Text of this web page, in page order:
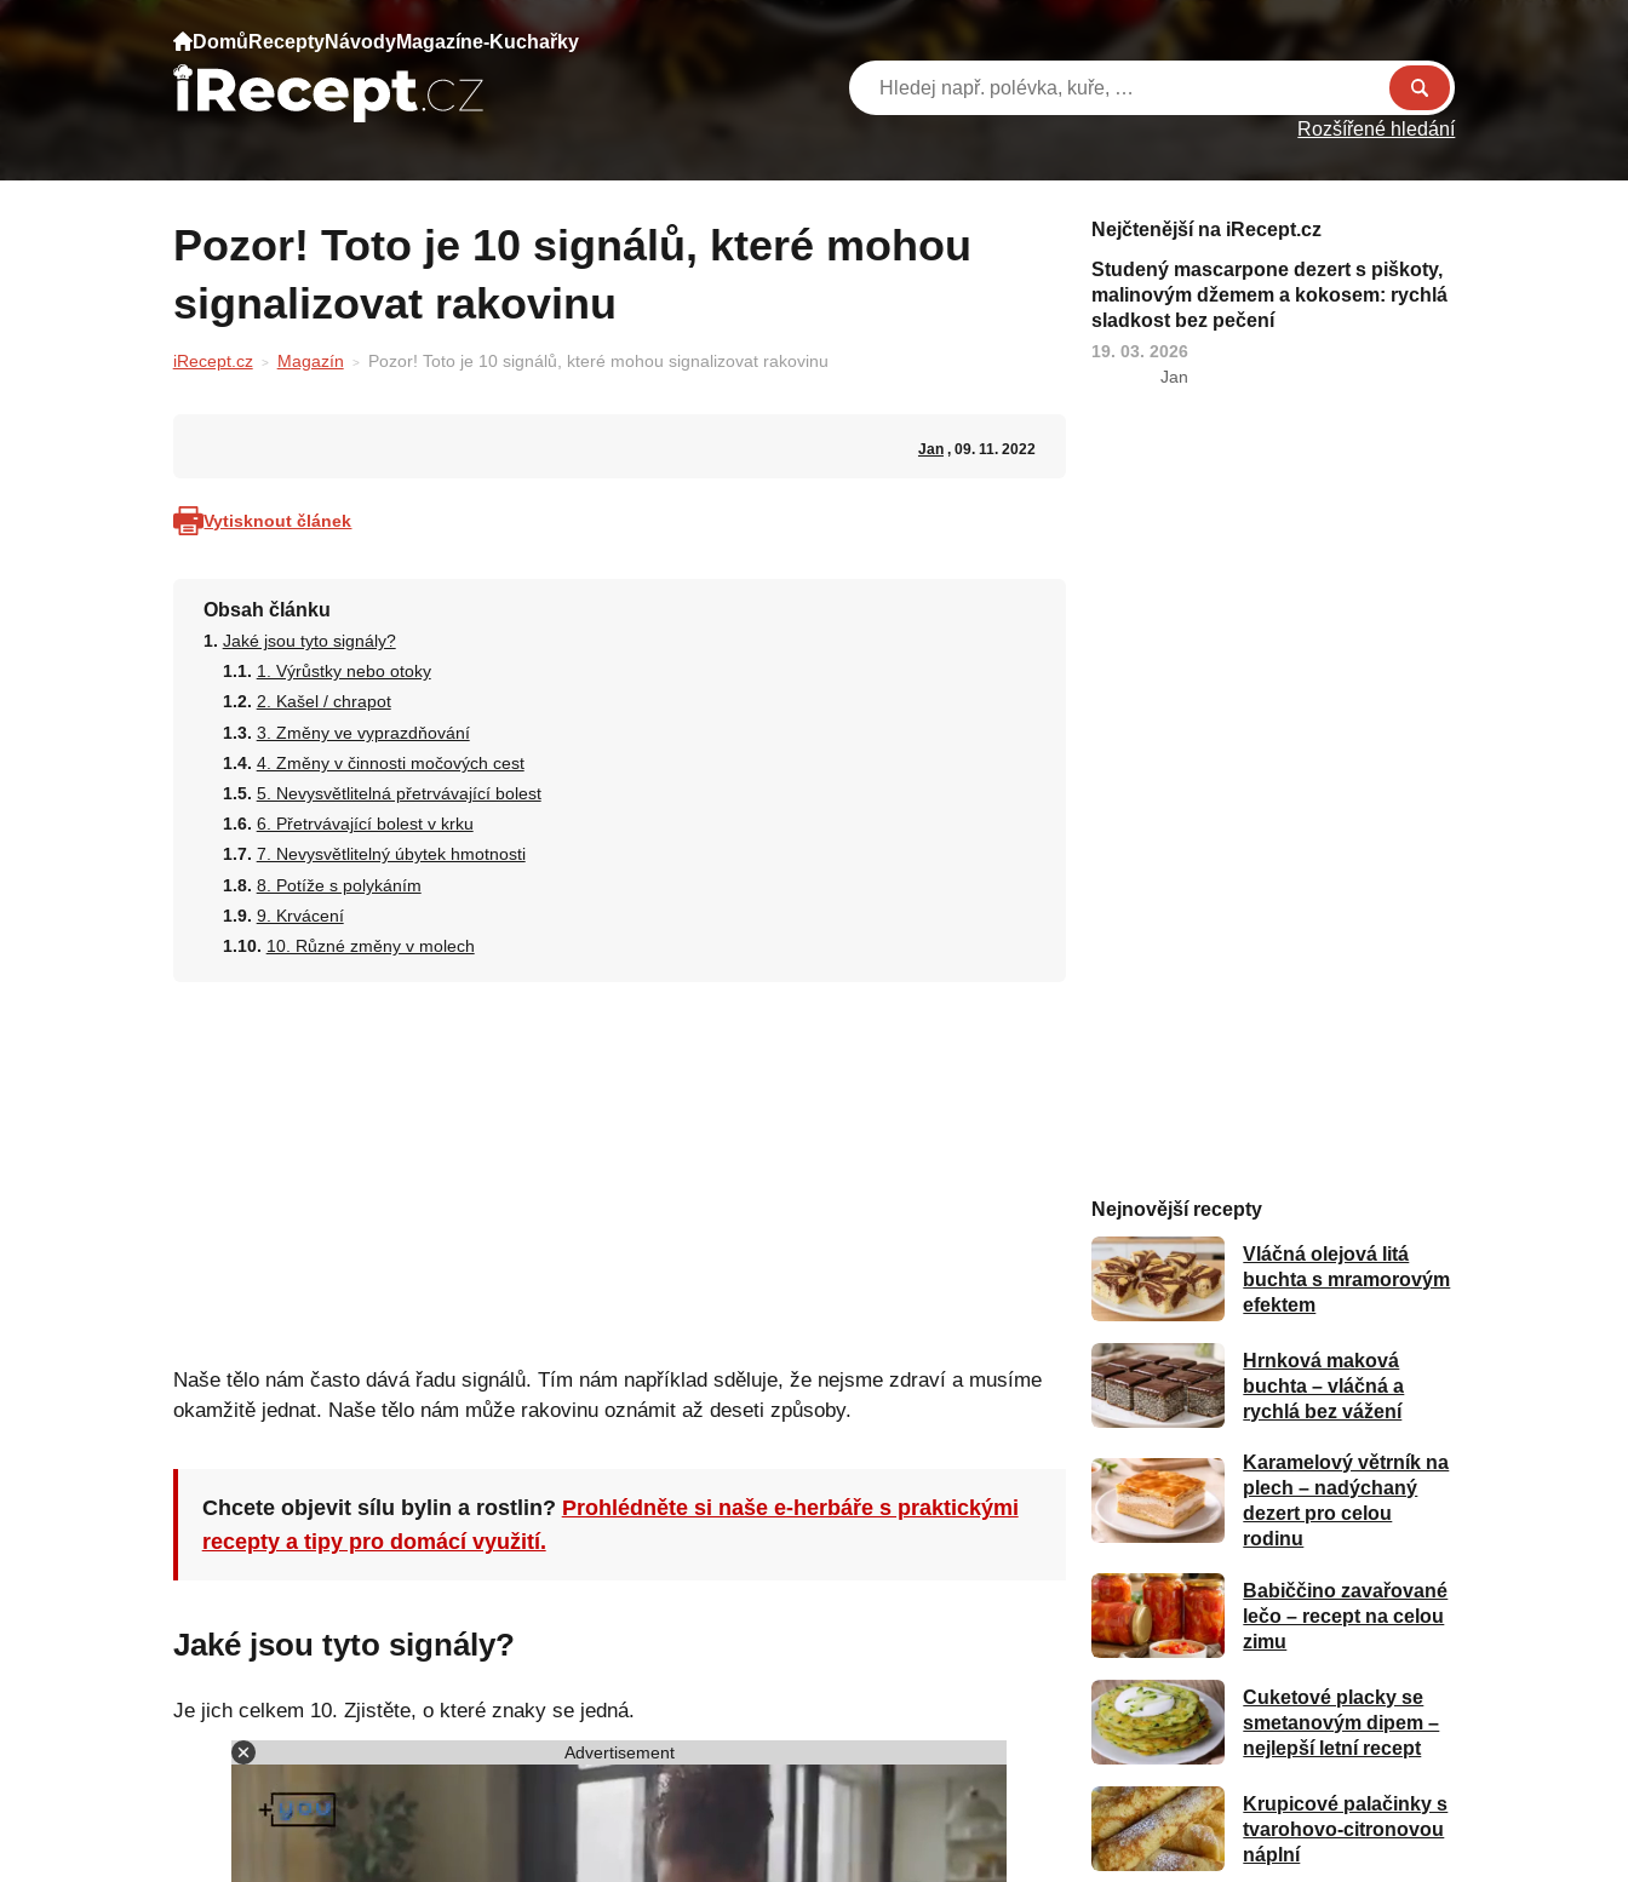
Domů ReceptyNávodyMagazíne-Kuchařky
Rozšířené hledání
Pozor! Toto je 10 signálů, které mohou
signalizovat rakovinu
iRecept.cz Magazín Pozor! Toto je 10 signálů, které mohou signalizovat rakovinu
Jan, 09. 11. 2022
Vytisknout článek
Obsah článku
Jaké jsou tyto signály?
1. Výrůstky nebo otoky
2. Kašel / chrapot
3. Změny ve vyprazdňování
4. Změny v činnosti močových cest
5. Nevysvětlitelná přetrvávající bolest
6. Přetrvávající bolest v krku
7. Nevysvětlitelný úbytek hmotnosti
8. Potíže s polykáním
9. Krvácení
10. Různé změny v molech
Naše tělo nám často dává řadu signálů. Tím nám například sděluje, že nejsme zdraví a musíme
okamžitě jednat. Naše tělo nám může rakovinu oznámit až deseti způsoby.
Chcete objevit sílu bylin a rostlin? Prohlédněte si naše e-herbáře s praktickými
recepty a tipy pro domácí využití.
Jaké jsou tyto signály?
Je jich celkem 10. Zjistěte, o které znaky se jedná.
Advertisement
Nejčtenější na iRecept.cz
Studený mascarpone dezert s piškoty,
malinovým džemem a kokosem: rychlá
sladkost bez pečení
19. 03. 2026
Jan
Nejnovější recepty
Vláčná olejová litá
buchta s mramorovým
efektem
Hrnková maková
buchta – vláčná a
rychlá bez vážení
Karamelový větrník na
plech – nadýchaný
dezert pro celou
rodinu
Babiččino zavařované
lečo – recept na celou
zimu
Cuketové placky se
smetanovým dipem –
nejlepší letní recept
Krupicové palačinky s
tvarohovo-citronovou
náplní